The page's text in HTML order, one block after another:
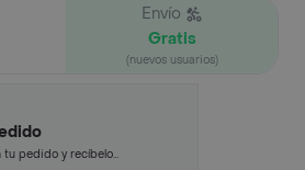
Envío
Gratis
(nuevos usuarios)
tu pedido y recíbelo